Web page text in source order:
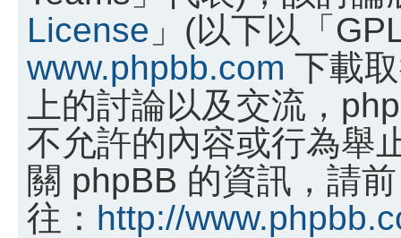
License 」(以下以「
www.phpbb.com 下載
上的討論以及交流，
不允許的內容或行為舉
關 phpBB 的資訊，請前
往： http://